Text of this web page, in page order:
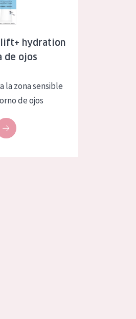
hydration
de ojos
la zona sensible
de ojos